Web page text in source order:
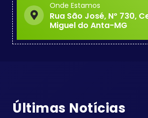
Onde Estamos
Rua São José, Nº 730,
Miguel do Anta-MG
Últimas Notícias